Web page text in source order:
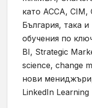
като ACCA, CIM,
България, така
обучения по
BI, Strategic
science, change
нови
LinkedIn Learning